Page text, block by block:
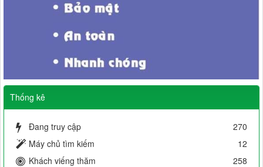
Thống kê
Đang truy cập
270
Máy chủ tìm kiếm
12
Khách viếng thăm
258